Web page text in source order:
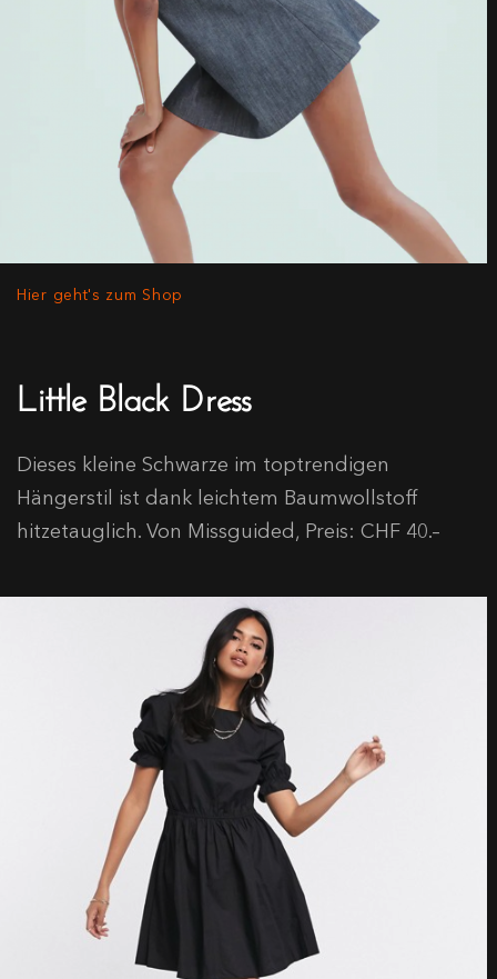
Hier geht's zum Shop
Little Black Dress
Dieses kleine Schwarze im toptrendigen
Hängerstil ist dank leichtem Baumwollstoff
hitzetauglich. Von Missguided, Preis: CHF 40.–